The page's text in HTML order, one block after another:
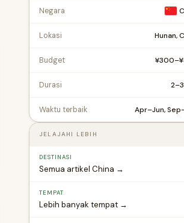
Negara
Lokasi Hunan,
Budget
Durasi
Waktu terbaik Apr–Jun,
JELAJAHI LEBIH
DESTINASI
Semua artikel China →
TEMPAT
Lebih banyak tempat →